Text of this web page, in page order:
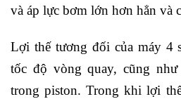
và áp lực bơm lớn hơn hẳn và
Lợi thế tương đối của máy 4
tốc độ vòng quay, cũng
trong piston. Trong khi lợi